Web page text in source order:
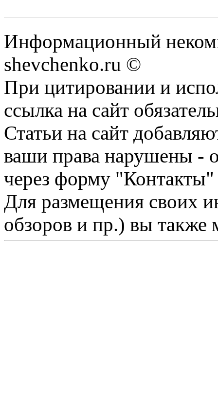
Информационный
shevchenko.ru ©
При цитировании и
ссылка на сайт
Статьи на сайт
ваши права нарушены -
через форму "Контакты"
Для размещения своих
обзоров и пр.) вы также